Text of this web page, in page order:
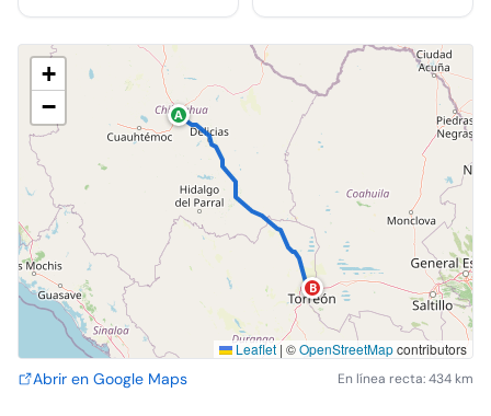
A
B
+
−
Leaflet | ©OpenStreetMapcontributors
Abrir en Google Maps En línea recta: 434 km